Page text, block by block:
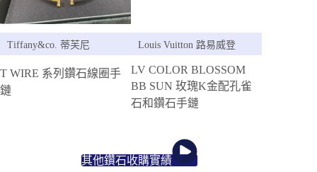
Tiffany&co. 蒂芙尼
T WIRE 系列鑽石線圈手
鏈
Louis Vuitton 路易威登
LV COLOR BLOSSOM
BB SUN 玫瑰K金配孔雀
石和鑽石手鏈
其他鑽石收購實績